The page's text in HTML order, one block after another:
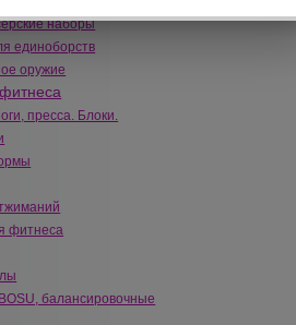
наборы
единоборств
оружие
пресса. Блоки.
фитнеса
балансировочные